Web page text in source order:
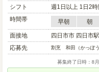
シフト
週1日以上 1日2
時間帯
早朝 朝
面接地
四日市市 四日市
応募先
割烹 和田（かっぽ
募集終了日時：8